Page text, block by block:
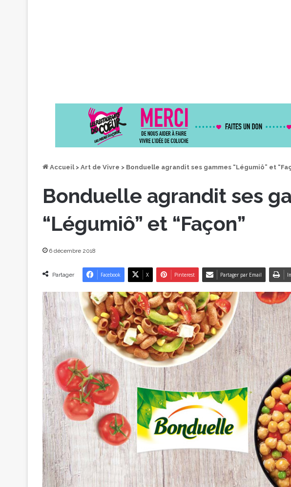
Accueil > Art de Vivre > Bonduelle agrandit ses gammes “Légumiô” et
Bonduelle agrandit ses
“Légumiô” et “Façon”
6 décembre 2018
Partager Facebook X Pinterest Partager par Email